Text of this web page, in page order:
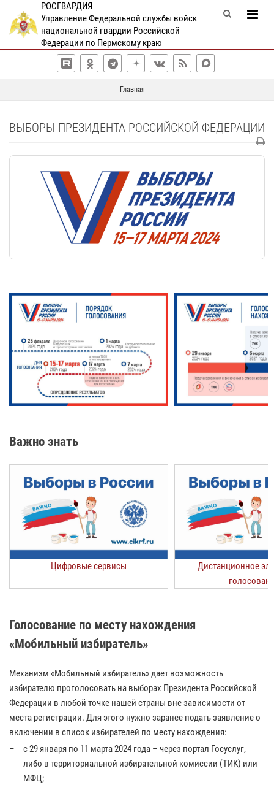
РОСГВАРДИЯ
Управление Федеральной службы войск
национальной гвардии Российской
Федерации по Пермскому краю
Главная
ВЫБОРЫ ПРЕЗИДЕНТА РОССИЙСКОЙ ФЕДЕРАЦИИ
Важно знать
Цифровые сервисы
Дистанционное
Голосование по месту нахождения
«Мобильный избиратель»
Механизм «Мобильный избиратель» дает возможность
избирателю проголосовать на выборах Президента Российской
Федерации в любой точке нашей страны вне зависимости от
места регистрации. Для этого нужно заранее подать заявление о
включении в список избирателей по месту нахождения:
c 29 января по 11 марта 2024 года – через портал Госуслуг,
либо в территориальной избирательной комиссии (ТИК) или
МФЦ;